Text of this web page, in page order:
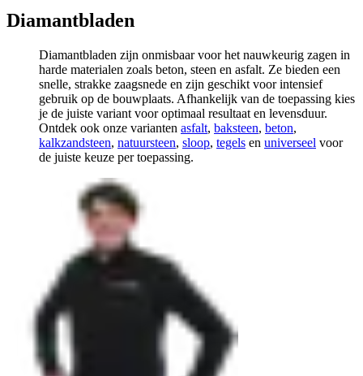
Diamantbladen
Diamantbladen zijn onmisbaar voor het nauwkeurig zagen in
harde materialen zoals beton, steen en asfalt. Ze bieden een
snelle, strakke zaagsnede en zijn geschikt voor intensief
gebruik op de bouwplaats. Afhankelijk van de toepassing kies
je de juiste variant voor optimaal resultaat en levensduur.
Ontdek ook onze varianten asfalt, baksteen, beton,
kalkzandsteen, natuursteen, sloop, tegels en universeel voor
de juiste keuze per toepassing.